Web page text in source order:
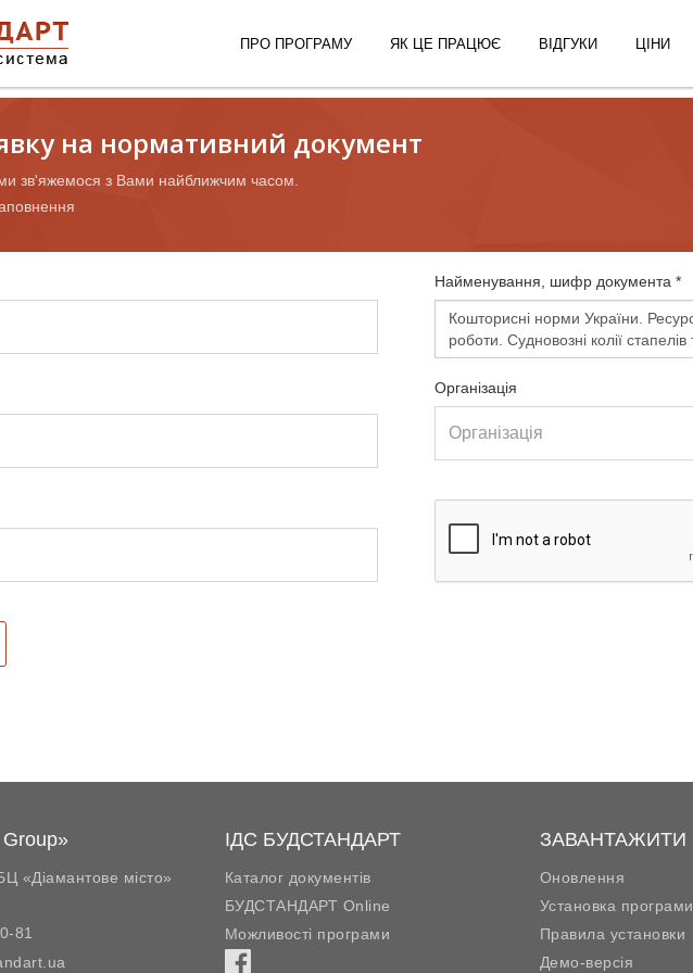
ПРО ПРОГРАМУ ЯК ЦЕ ПРАЦЮЄ ВІДГУКИ ЦІНИ
на нормативний документ
зв'яжемося з Вами найближчим часом.
Найменування, шифр документа *
Організація
«Діамантове місто»
81
ІДС БУДСТАНДАРТ
Каталог документів
БУДСТАНДАРТ Online
Можливості програми
ЗАВАНТАЖИТИ
Оновлення
Установка програми
Правила установки
Демо-версія